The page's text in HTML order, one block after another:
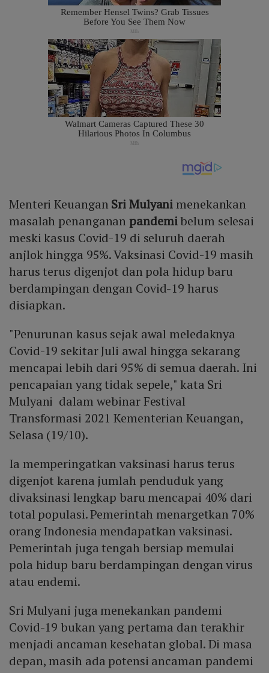
Menteri Keuangan Sri Mulyani menekankan
masalah penangananpandemibelum selesai
meski kasus Covid-19 di seluruh daerah
anjlok hingga 95%. Vaksinasi Covid-19 masih
harus terus digenjot dan pola hidup baru
berdampingan dengan Covid-19 harus
disiapkan.
"Penurunan kasus sejak awal meledaknya
Covid-19 sekitar Juli awal hingga sekarang
mencapai lebih dari 95% di semua daerah. Ini
pencapaian yang tidak sepele," kata Sri
Mulyani dalam webinar Festival
Transformasi 2021 Kementerian Keuangan,
Selasa (19/10).
Ia memperingatkan vaksinasi harus terus
digenjot karena jumlah penduduk yang
divaksinasi lengkap baru mencapai 40% dari
total populasi. Pemerintah menargetkan 70%
orang Indonesia mendapatkan vaksinasi.
Pemerintah juga tengah bersiap memulai
pola hidup baru berdampingan dengan virus
atau endemi.
Sri Mulyani juga menekankan pandemi
Covid-19 bukan yang pertama dan terakhir
menjadi ancaman kesehatan global. Di masa
depan, masih ada potensi ancaman pandemi